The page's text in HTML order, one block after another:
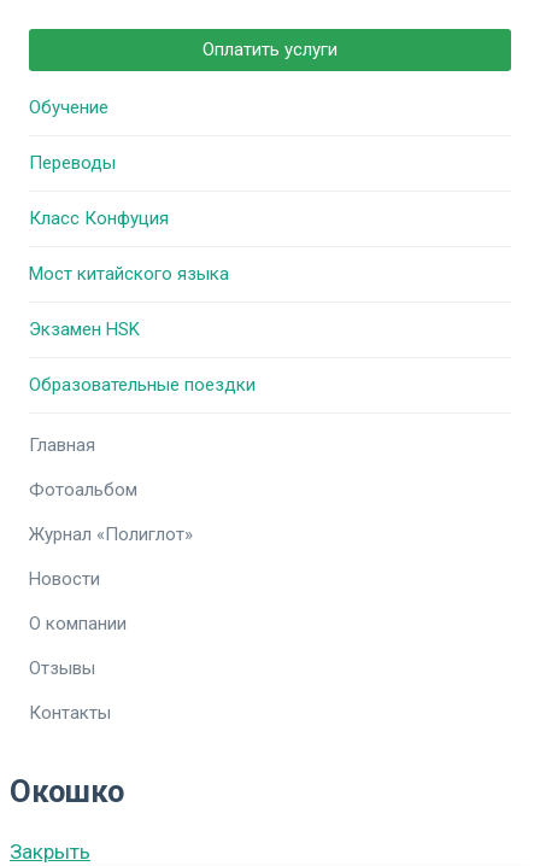
Оплатить услуги
Обучение
Переводы
Класс Конфуция
Мост китайского языка
Экзамен HSK
Образовательные поездки
Главная
Фотоальбом
Журнал «Полиглот»
Новости
О компании
Отзывы
Контакты
Окошко
Закрыть